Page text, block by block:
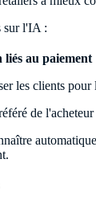
sur l'IA :
au paiement
les clients
de